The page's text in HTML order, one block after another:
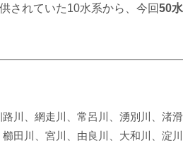
されていた10水系から、今回50
川、網走川、常呂川、湧別川、渚
田川、宮川、由良川、大和川、淀